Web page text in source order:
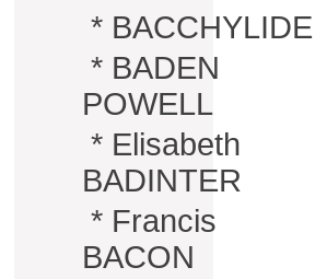
* BACCHYLIDE
* BADEN
POWELL
* Elisabeth
BADINTER
* Francis
BACON